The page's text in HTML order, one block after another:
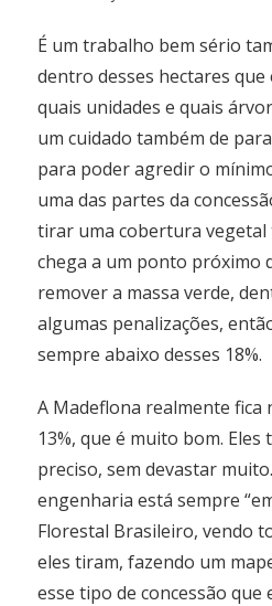
É um trabalho bem sério
dentro desses hectares que
quais unidades e quais
um cuidado também de
para poder agredir o
uma das partes da
tirar uma cobertura vegetal
chega a um ponto próximo
remover a massa verde,
algumas penalizações,
sempre abaixo desses 18%.
A Madeflona realmente fica
13%, que é muito bom.
preciso, sem devastar
engenharia está sempre
Florestal Brasileiro, vendo
eles tiram, fazendo um
esse tipo de concessão que